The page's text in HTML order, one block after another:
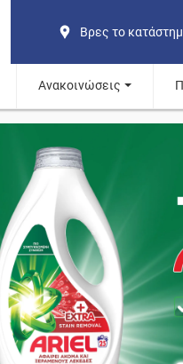
Βρες το
Ανακοινώσεις